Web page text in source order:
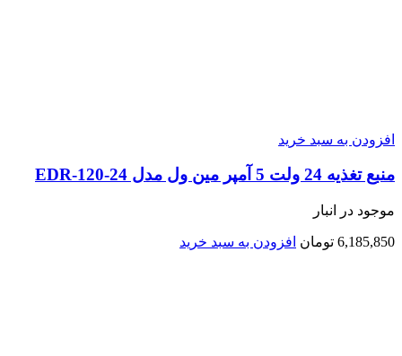
افزودن به سبد خرید
منبع تغذیه 24 ولت 5 آمپر مین ول مدل EDR-120-24
موجود در انبار
6,185,850 تومان افزودن به سبد خرید